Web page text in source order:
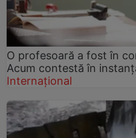
O profesoară a fost în
Acum contestă în
Internațional